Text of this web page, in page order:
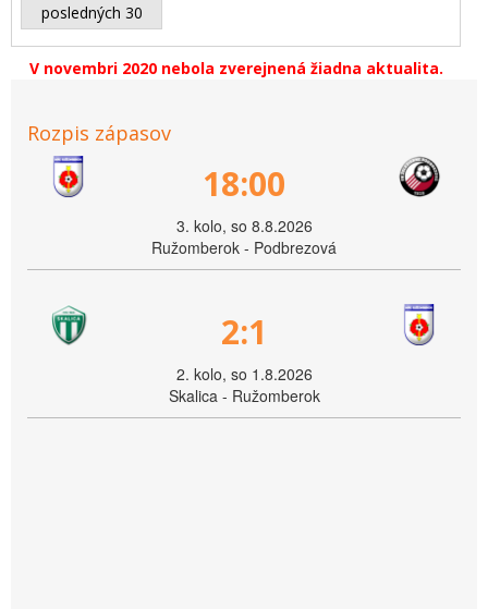
posledných 30
V novembri 2020 nebola zverejnená žiadna aktualita.
Rozpis zápasov
18:00
3. kolo, so 8.8.2026
Ružomberok - Podbrezová
2:1
2. kolo, so 1.8.2026
Skalica - Ružomberok